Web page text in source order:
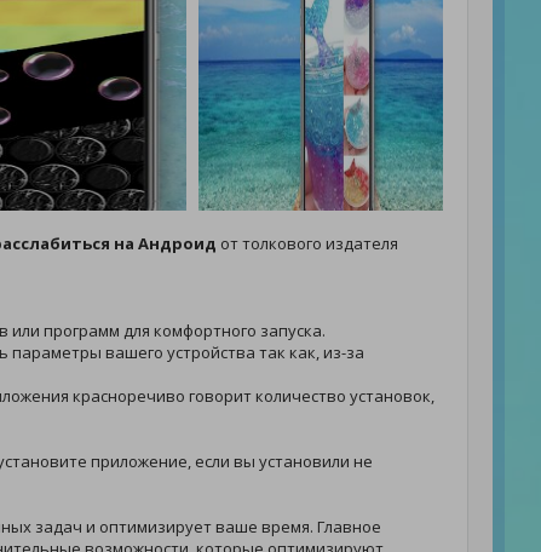
на Андроид от толкового издателя
или программ для комфортного запуска.
вашего устройства так как, из-за
красноречиво говорит количество установок,
приложение, если вы установили не
задач и оптимизирует ваше время. Главное